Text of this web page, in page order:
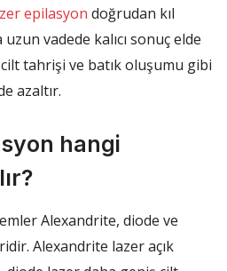
epilasyon doğrudan kıl
vadede kalıcı sonuç elde
tahrişi ve batık oluşumu gibi
azaltır.
hangi
Alexandrite, diode ve
Alexandrite lazer açık